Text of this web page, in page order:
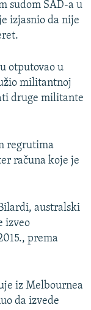
sudom SAD-a u
izjasnio da nije
otputovao u
militantnoj
druge militante
regrutima
računa koje je
australski
izveo
prema
iz Melbournea
da izvede